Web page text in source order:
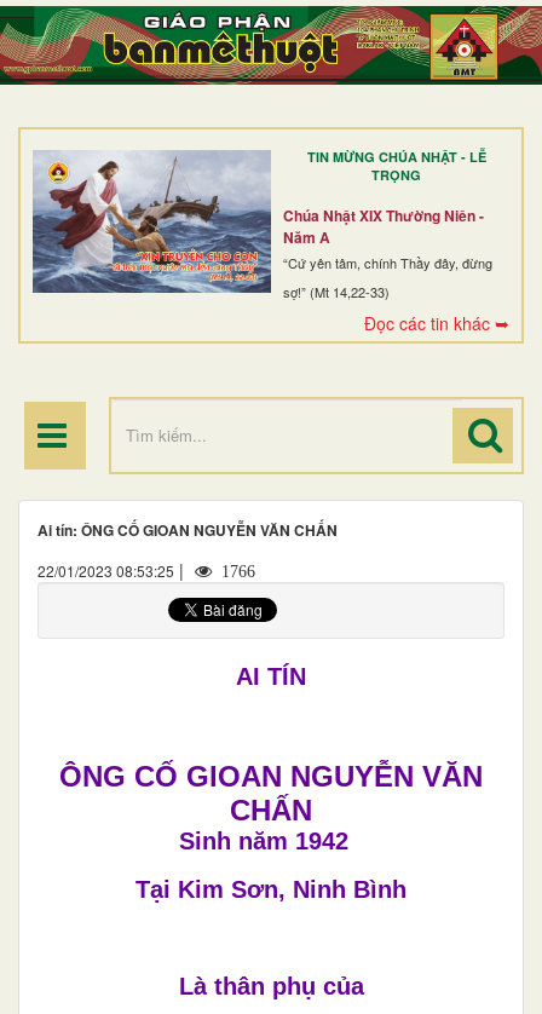
TIN MỪNG CHÚA NHẬT - LỄ
TRỌNG
Chúa Nhật XIX Thường Niên -
Năm A
“Cứ yên tâm, chính Thầy đây, đừng
sợ!” (Mt 14,22-33)
Đọc các tin khác ➥
TRANG NHẤT
GIỚI THIỆU
DÒNG TU
BAN MỤC VỤ
ĐOÀN THỂ CG
Ai tín: ÔNG CỐ GIOAN NGUYỄN VĂN CHẤN
22/01/2023 08:53:25 | 1766
AI TÍN
ÔNG CỐ GIOAN NGUYỄN VĂN
CHẤN
Sinh năm 1942
Tại Kim Sơn, Ninh Bình
Là thân phụ của